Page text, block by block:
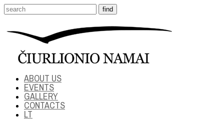
ABOUT US
EVENTS
GALLERY
CONTACTS
LT